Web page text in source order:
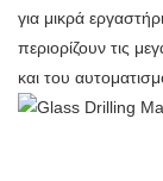
για μικρά
περιορίζουν τις
και του